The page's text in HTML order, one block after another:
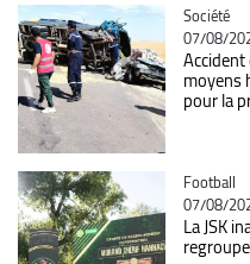
Catégorie
Société
07/08/
moyens
pour la
Catégorie
Football
07/08/
La JSK